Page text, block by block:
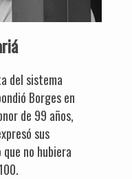
del sistema
Borges en
de 99 años,
sus
no hubiera